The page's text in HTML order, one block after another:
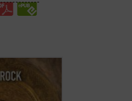
a quienes no
de Tomás
de su